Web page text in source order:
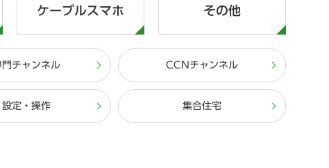
ケーブルスマホ その他
門チャンネル CCNチャンネル
設定・操作 集合住宅